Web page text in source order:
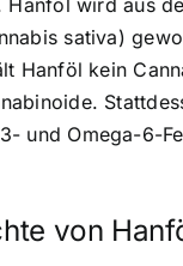
Hanföl wird aus
sativa)
Hanföl kein
und Omega-6-
von